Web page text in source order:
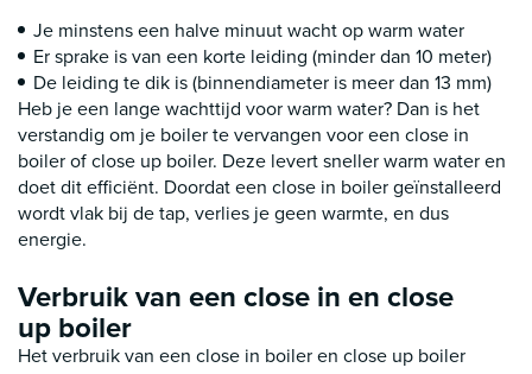
Je minstens een halve minuut wacht op warm water
Er sprake is van een korte leiding (minder dan 10 meter)
De leiding te dik is (binnendiameter is meer dan 13 mm)
Heb je een lange wachttijd voor warm water? Dan is het
verstandig om je boiler te vervangen voor een close in
boiler of close up boiler. Deze levert sneller warm water en
doet dit efficiënt. Doordat een close in boiler geïnstalleerd
wordt vlak bij de tap, verlies je geen warmte, en dus
energie.
Verbruik van een close in en close
up boiler
Het verbruik van een close in boiler en close up boiler